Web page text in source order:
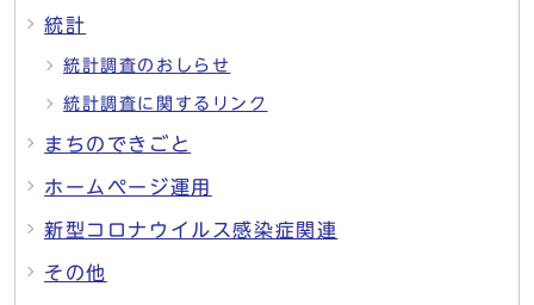
統計
統計調査のおしらせ
統計調査に関するリンク
まちのできごと
ホームページ運用
新型コロナウイルス感染症関連
その他